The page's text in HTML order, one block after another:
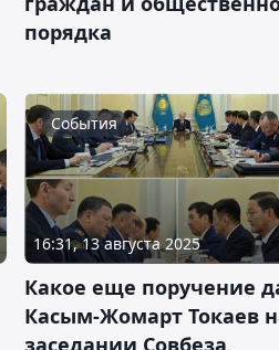
порядка
События
16:31, 13 августа 2025
Какое еще поручение
Касым-Жомарт Токаев
заседании Совбеза,